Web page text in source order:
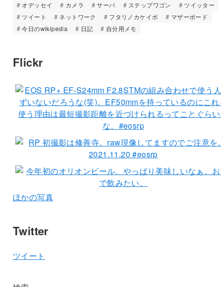
オデッセイ
カメラ サーバ ステップワゴン
ツイッター
ツイート
ネットワーク フタリノカケイボ
マザーボード
今日のwikipedia
日記 自分用メモ
Flickr
ほかの写真
Twitter
ツイート